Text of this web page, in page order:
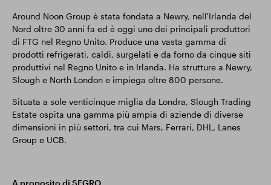
Around Noon Group è stata fondata a Newry, nell'Irlanda del
Nord oltre 30 anni fa ed è oggi uno dei principali produttori
di FTG nel Regno Unito. Produce una vasta gamma di
prodotti refrigerati, caldi, surgelati e da forno da cinque siti
produttivi nel Regno Unito e in Irlanda. Ha strutture a Newry,
Slough e North London e impiega oltre 800 persone.
Situata a sole venticinque miglia da Londra, Slough Trading
Estate ospita una gamma più ampia di aziende di diverse
dimensioni in più settori, tra cui Mars, Ferrari, DHL, Lanes
Group e UCB.
A proposito di SEGRO